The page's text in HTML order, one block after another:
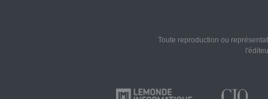
Toute reproduction ou